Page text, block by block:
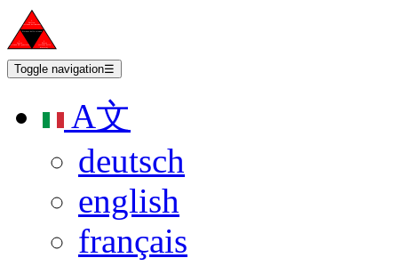
Toggle navigation☰
A文
deutsch
english
français